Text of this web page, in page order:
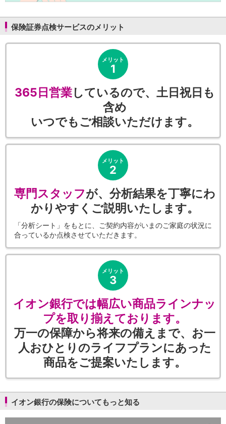
保険証券点検サービスのメリット
メリット
1
365日営業しているので、土日祝日も
含め
いつでもご相談いただけます。
メリット
2
専門スタッフが、分析結果を丁寧にわ
かりやすくご説明いたします。
「分析シート」をもとに、ご契約内容がいまのご家庭の状況に
合っているか点検させていただきます。
メリット
3
イオン銀行では幅広い商品ラインナッ
プを取り揃えております。
万一の保障から将来の備えまで、お一
人おひとりのライフプランにあった
商品をご提案いたします。
イオン銀行の保険についてもっと知る